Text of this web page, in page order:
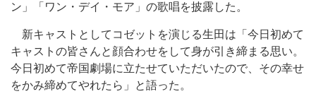
ン」「ワン・デイ・モア」の歌唱を披露した。
新キャストとしてコゼットを演じる生田は「今日初めて
キャストの皆さんと顔合わせをして身が引き締まる思い。
今日初めて帝国劇場に立たせていただいたので、その幸せ
をかみ締めてやれたら」と語った。